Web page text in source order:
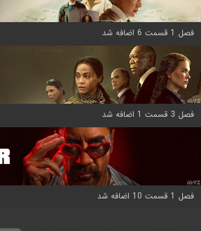
فصل 1 قسمت 6 اضافه شد
فصل 3 قسمت 1 اضافه شد
فصل 1 قسمت 10 اضافه شد